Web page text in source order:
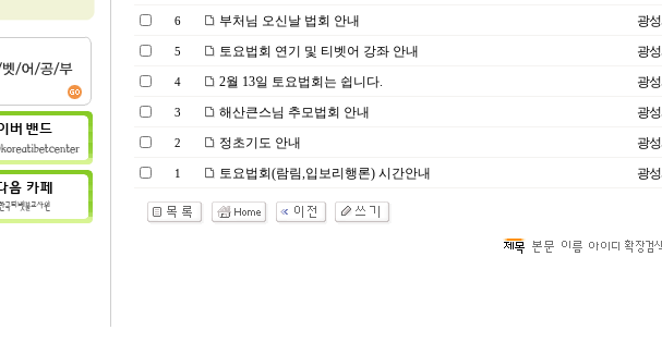
6 부처님 오신날 법회 안내 광
5 토요법회 연기 및 티벳어 강좌 안내 광
4 2월 13일 토요법회는 쉽니다. 광
3 해산큰스님 추모법회 안내 광
2 정초기도 안내 광
1 토요법회(람림,입보리행론) 시간안내 광